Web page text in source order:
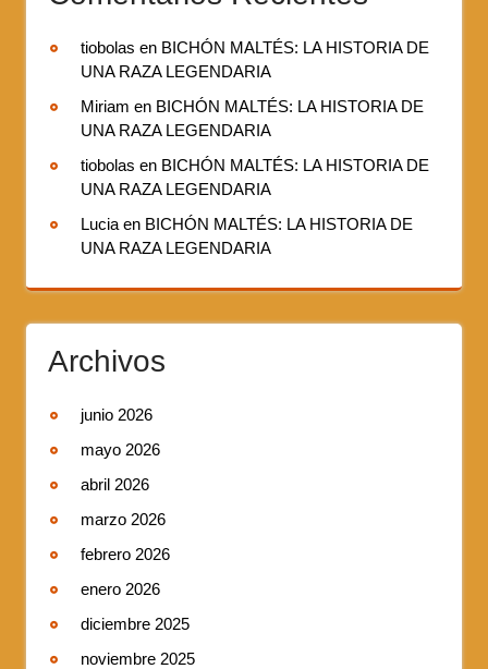
tiobolas en BICHÓN MALTÉS: LA HISTORIA DE
UNA RAZA LEGENDARIA
Miriam en BICHÓN MALTÉS: LA HISTORIA DE
UNA RAZA LEGENDARIA
tiobolas en BICHÓN MALTÉS: LA HISTORIA DE
UNA RAZA LEGENDARIA
Lucia en BICHÓN MALTÉS: LA HISTORIA DE
UNA RAZA LEGENDARIA
Archivos
junio 2026
mayo 2026
abril 2026
marzo 2026
febrero 2026
enero 2026
diciembre 2025
noviembre 2025